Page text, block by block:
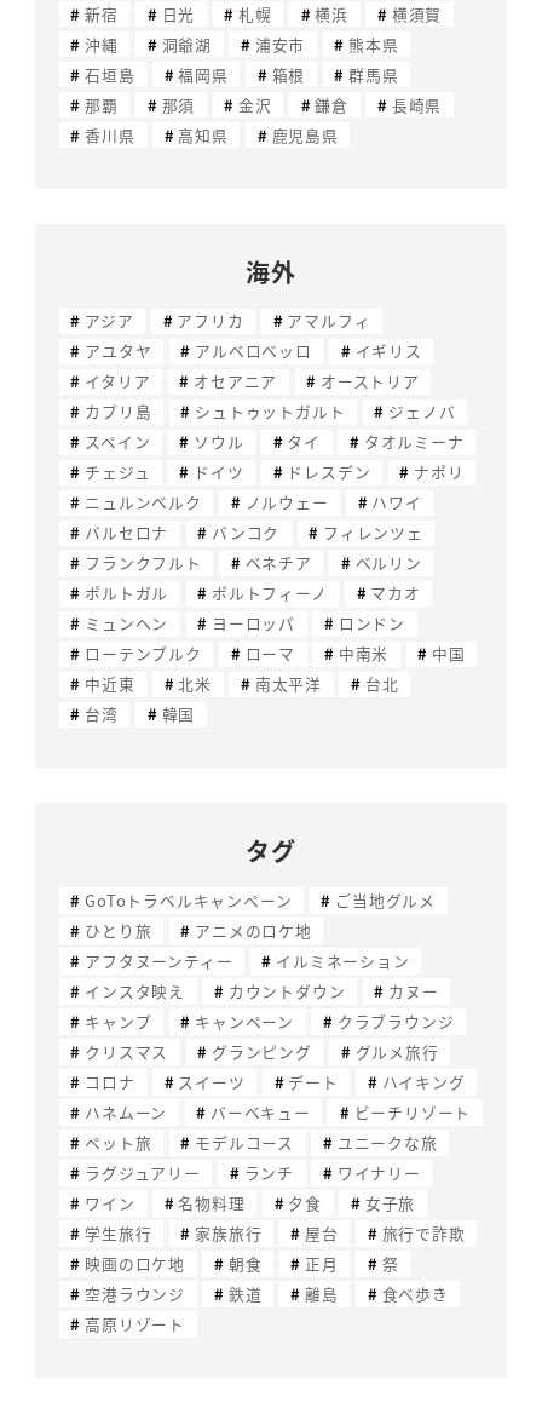
新宿
日光 札幌 横浜
横須賀
沖縄
洞爺湖 浦安市
熊本県
石垣島
福岡県 箱根
群馬県
那覇
那須 金沢 鎌倉
長崎県
香川県
高知県 鹿児島県
海外
アジア アフリカ
アマルフィ
アユタヤ
アルベロベッロ
イギリス
イタリア
オセアニア
オーストリア
カプリ島
シュトゥットガルト
ジェノバ
スペイン
ソウル タイ
タオルミーナ
チェジュ
ドイツ ドレスデン
ナポリ
ニュルンベルク
ノルウェー
ハワイ
バルセロナ
バンコク
フィレンツェ
フランクフルト
ベネチア
ベルリン
ポルトガル
ポルトフィーノ
マカオ
ミュンヘン
ヨーロッパ
ロンドン
ローテンブルク
ローマ 中南米
中国
中近東
北米 南太平洋
台北
台湾
韓国
タグ
GoToトラベルキャンペーン
ご当地グルメ
ひとり旅
アニメのロケ地
アフタヌーンティー
イルミネーション
インスタ映え
カウントダウン
カヌー
キャンプ
キャンペーン
クラブラウンジ
クリスマス
グランピング
グルメ旅行
コロナ
スイーツ デート
ハイキング
ハネムーン
バーベキュー
ビーチリゾート
ペット旅
モデルコース
ユニークな旅
ラグジュアリー
ランチ
ワイナリー
ワイン
名物料理 夕食
女子旅
学生旅行
家族旅行 屋台
旅行で詐欺
映画のロケ地
朝食 正月
祭
空港ラウンジ
鉄道 離島
食べ歩き
高原リゾート